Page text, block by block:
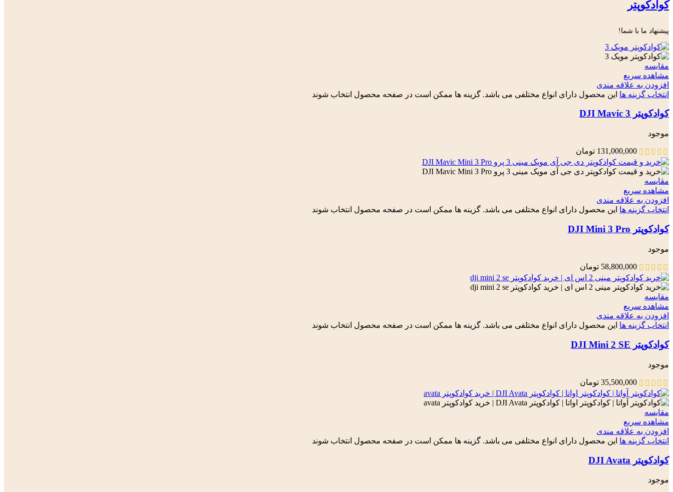
کوادکوپتر
پیشنهاد ما با شما!
مقایسه
مشاهده سریع
افزودن به علاقه مندی
انتخاب گزینه ها این محصول دارای انواع مختلفی می باشد. گزینه ها ممکن است در صفحه محصول انتخاب شوند
کوادکوپتر DJI Mavic 3
موجود
131,000,000 تومان
مقایسه
مشاهده سریع
افزودن به علاقه مندی
انتخاب گزینه ها این محصول دارای انواع مختلفی می باشد. گزینه ها ممکن است در صفحه محصول انتخاب شوند
کوادکوپتر DJI Mini 3 Pro
موجود
58,800,000 تومان
مقایسه
مشاهده سریع
افزودن به علاقه مندی
انتخاب گزینه ها این محصول دارای انواع مختلفی می باشد. گزینه ها ممکن است در صفحه محصول انتخاب شوند
کوادکوپتر DJI Mini 2 SE
موجود
35,500,000 تومان
مقایسه
مشاهده سریع
افزودن به علاقه مندی
انتخاب گزینه ها این محصول دارای انواع مختلفی می باشد. گزینه ها ممکن است در صفحه محصول انتخاب شوند
کوادکوپتر DJI Avata
موجود